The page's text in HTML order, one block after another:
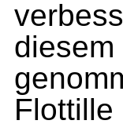
Flottille